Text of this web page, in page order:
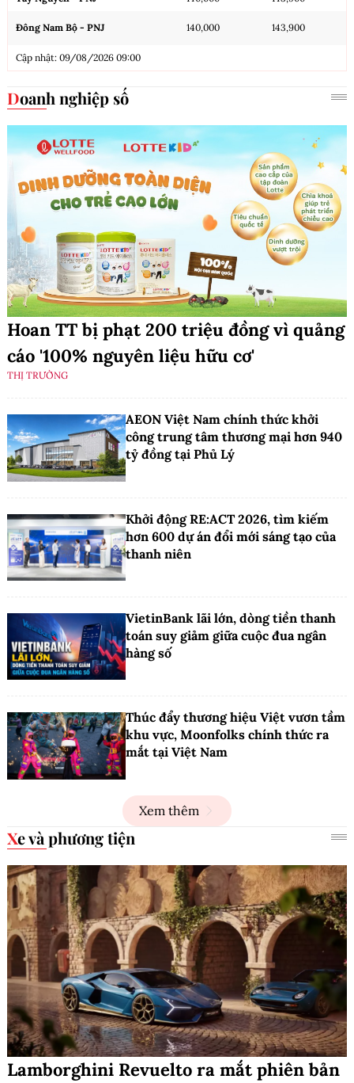
Đông Nam Bộ - PNJ 140,000 143,900
Cập nhật: 09/08/2026 09:00
Doanh nghiệp số
Hoan TT bị phạt 200 triệu đồng vì quảng
cáo '100% nguyên liệu hữu cơ'
THỊ TRƯỜNG
AEON Việt Nam chính thức khởi
công trung tâm thương mại hơn 940
tỷ đồng tại Phủ Lý
Khởi động RE:ACT 2026, tìm kiếm
hơn 600 dự án đổi mới sáng tạo của
thanh niên
VietinBank lãi lớn, dòng tiền thanh
toán suy giảm giữa cuộc đua ngân
hàng số
Thúc đẩy thương hiệu Việt vươn tầm
khu vực, Moonfolks chính thức ra
mắt tại Việt Nam
Xem thêm
Xe và phương tiện
Lamborghini Revuelto ra mắt phiên bản